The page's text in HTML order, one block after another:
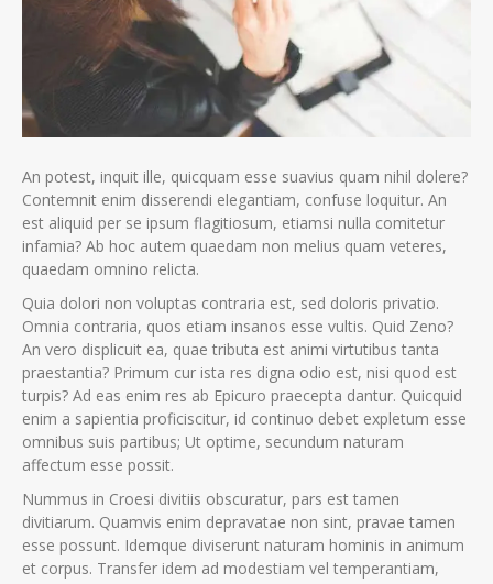
An potest, inquit ille, quicquam esse suavius quam nihil dolere?
Contemnit enim disserendi elegantiam, confuse loquitur. An
est aliquid per se ipsum flagitiosum, etiamsi nulla comitetur
infamia? Ab hoc autem quaedam non melius quam veteres,
quaedam omnino relicta.
Quia dolori non voluptas contraria est, sed doloris privatio.
Omnia contraria, quos etiam insanos esse vultis. Quid Zeno?
An vero displicuit ea, quae tributa est animi virtutibus tanta
praestantia? Primum cur ista res digna odio est, nisi quod est
turpis? Ad eas enim res ab Epicuro praecepta dantur. Quicquid
enim a sapientia proficiscitur, id continuo debet expletum esse
omnibus suis partibus; Ut optime, secundum naturam
affectum esse possit.
Nummus in Croesi divitiis obscuratur, pars est tamen
divitiarum. Quamvis enim depravatae non sint, pravae tamen
esse possunt. Idemque diviserunt naturam hominis in animum
et corpus. Transfer idem ad modestiam vel temperantiam,